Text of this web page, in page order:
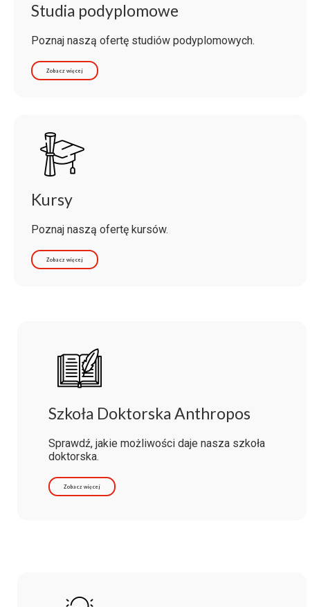
Studia podyplomowe
Poznaj naszą ofertę studiów podyplomowych.
Zobacz więcej
Kursy
Poznaj naszą ofertę kursów.
Zobacz więcej
Szkoła Doktorska Anthropos
Sprawdź, jakie możliwości daje nasza szkoła
doktorska.
Zobacz więcej